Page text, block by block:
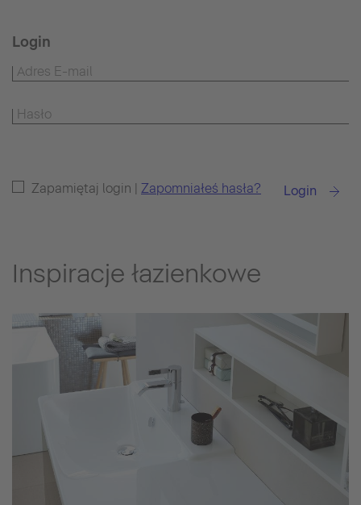
Login
Zapamiętaj login | Zapomniałeś hasła? Login
Inspiracje łazienkowe